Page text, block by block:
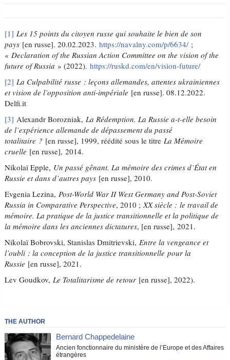
[1] Les 15 points du citoyen russe qui souhaite le bien de son
pays [en russe]. 20.02.2023.https://navalny.com/p/6634/;
« Declaration of the Russian Action Committee on the vision of the
future of Russia » (2022).https://ruskd.com/en/vision-future/
[2] La Culpabilité russe : leçons allemandes, attentes ukrainiennes
et vision de l’opposition anti-impériale [en russe]. 08.12.2022.
Delfi.it
[3] Alexandr Borozniak, La Rédemption. La Russie a-t-elle besoin
de l’expérience allemande de dépassement du passé
totalitaire ? [en russe], 1999, réédité sous le titre La Mémoire
cruelle [en russe], 2014.
Nikolaï Epple, Un passé gênant. La mémoire des crimes d’État en
Russie et dans d’autres pays [en russe], 2010.
Evgenia Lezina, Post-World War II West Germany and Post-Soviet
Russia in Comparative Perspective, 2010 ; XX siècle : le travail de
mémoire. La pratique de la justice transitionnelle et la politique de
la mémoire dans les anciennes dictatures, [en russe], 2021.
Nikolaï Bobrovski, Stanislas Dmitrievski, Entre la vengeance et
l’oubli : la conception de la justice transitionnelle pour la
Russie [en russe], 2021.
Lev Goudkov, Le Totalitarisme de retour [en russe], 2022).
THE AUTHOR
Bernard Chappedelaine
Ancien fonctionnaire du ministère de l’Europe et des Affaires
étrangères